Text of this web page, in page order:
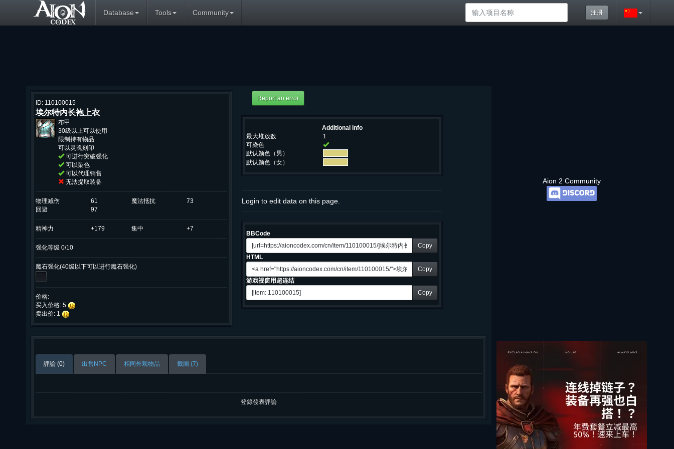
Database Tools Community 注册
Aion 2 Community
ID: 110100015
埃尔特内长袍上衣
布甲
30级以上可以使用
限制持有物品
可以灵魂刻印
可进行突破强化
可以染色
可以代理销售
无法提取装备
物理减伤 61 魔法抵抗
73
回避
97
精神力 +179 集中 +7
强化等级 0/10
魔石强化(40级以下可以进行魔石强化)
价格:
买入价格: 5
卖出价: 1
Additional info
最大堆放数
1
可染色
默认颜色（男）
默认颜色（女）
Login to edit data on this page.
BBCode
Copy
HTML
Copy
游戏视窗用超连结
Copy
評論 (0) 出售NPC 相同外观物品 截圖 (7)
登錄發表評論